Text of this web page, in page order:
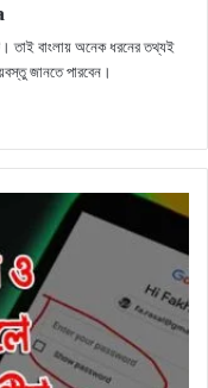
তাই বাংলায় অনেক ধরনের তথ্যই
জানতে পারবেন।